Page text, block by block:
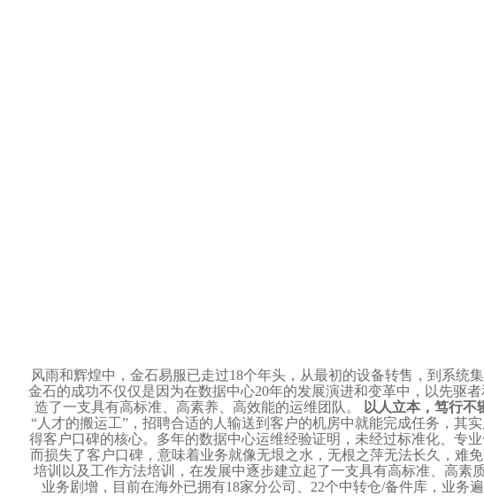
风雨和辉煌中，金石易服已走过18个年头，从最初的设备转售，到系统
金石的成功不仅仅是因为在数据中心20年的发展演进和变革中，以先驱
造了一支具有高标准、高素养、高效能的运维团队。
以人立本，笃行不
“人才的搬运工”，招聘合适的人输送到客户的机房中就能完成任务，其
得客户口碑的核心。多年的数据中心运维经验证明，未经过标准化、专
而损失了客户口碑，意味着业务就像无垠之水，无根之萍无法长久，
培训以及工作方法培训，在发展中逐步建立起了一支具有高标准、高
业务剧增，目前在海外已拥有18家分公司、22个中转仓/备件库，业